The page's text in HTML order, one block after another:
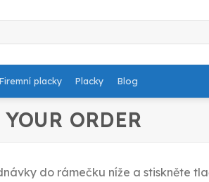
Firemní placky Placky Blog
ORDER
do rámečku níže a stiskněte